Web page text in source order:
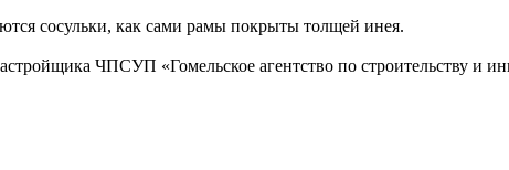
сосульки, как сами рамы покрыты толщей инея.
ЧПСУП «Гомельское агентство по строительству и